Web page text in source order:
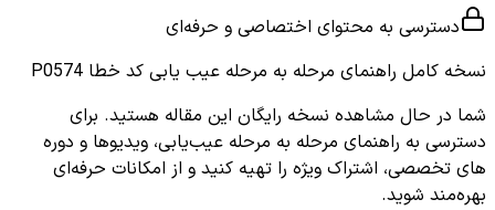
دسترسی به محتوای اختصاصی و حرفه‌ای
نسخه کامل راهنمای مرحله به مرحله عیب یابی کد خطا P0574
شما در حال مشاهده نسخه رایگان این مقاله هستید. برای
دسترسی به راهنمای مرحله به مرحله عیب‌یابی، ویدیوها و دوره
های تخصصی، اشتراک ویژه را تهیه کنید و از امکانات حرفه‌ای
بهره‌مند شوید.